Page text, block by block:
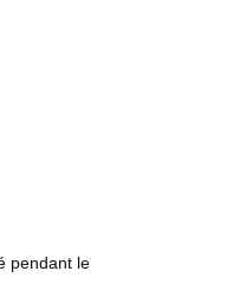
pendant le